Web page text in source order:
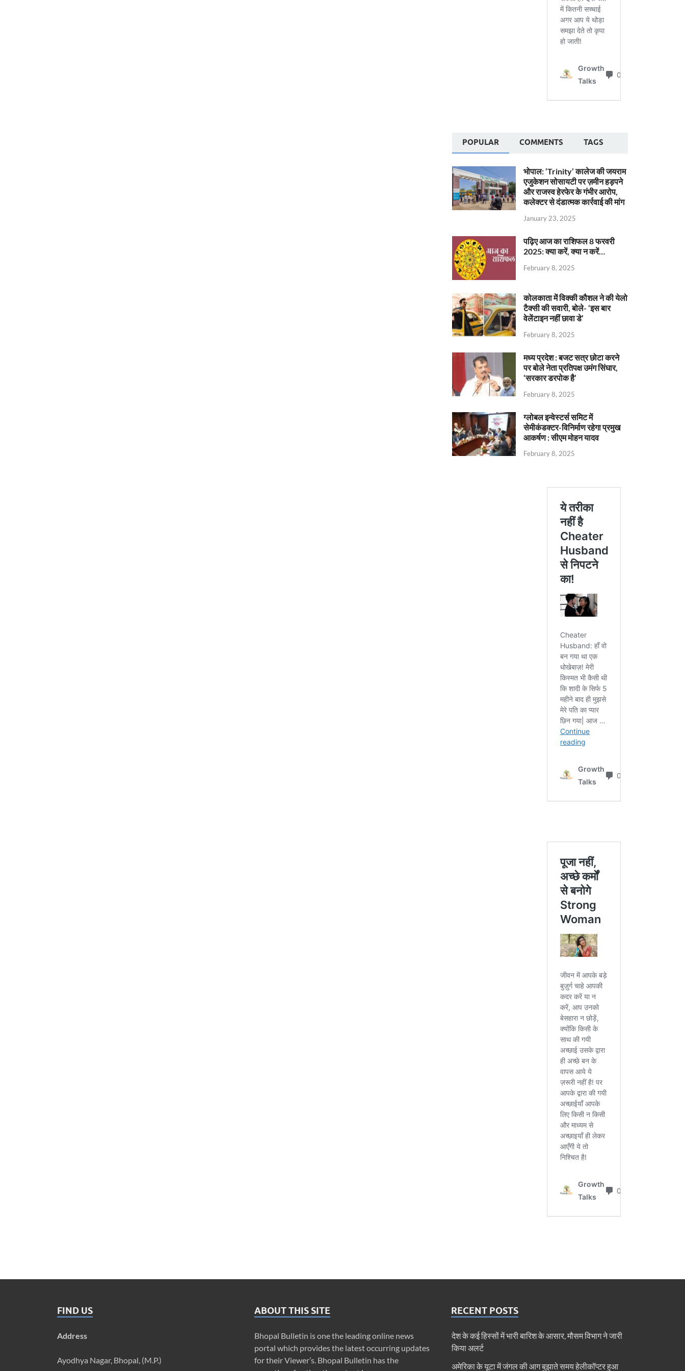
POPULAR COMMENTS TAGS
भोपाल: ‘Trinity’ कालेज की जयराम
एजुकेशन सोसायटी पर ज़मीन हड़पने
और राजस्व हेरफेर के गंभीर आरोप,
कलेक्टर से दंडात्मक कार्रवाई की मांग
January 23, 2025
पढ़िए आज का राशिफल 8 फरवरी
2025: क्या करें, क्या न करें…
February 8, 2025
कोलकाता में विक्की कौशल ने की येलो
टैक्सी की सवारी, बोले- ‘इस बार
वेलेंटाइन नहीं छावा डे’
February 8, 2025
मध्य प्रदेश : बजट सत्र छोटा करने
पर बोले नेता प्रतिपक्ष उमंग सिंघार,
‘सरकार डरपोक है’
February 8, 2025
ग्लोबल इन्वेस्टर्स समिट में
सेमीकंडक्टर-विनिर्माण रहेगा प्रमुख
आकर्षण : सीएम मोहन यादव
February 8, 2025
FIND US
Address
Ayodhya Nagar, Bhopal, (M.P.)
ABOUT THIS SITE
Bhopal Bulletin is one the leading online news
portal which provides the latest occurring updates
for their Viewer’s. Bhopal Bulletin has the
RECENT POSTS
देश के कई हिस्सों में भारी बारिश के आसार, मौसम विभाग ने जारी
किया अलर्ट
अमेरिका के यूटा में जंगल की आग बुझाते समय हेलीकॉप्टर हुआ